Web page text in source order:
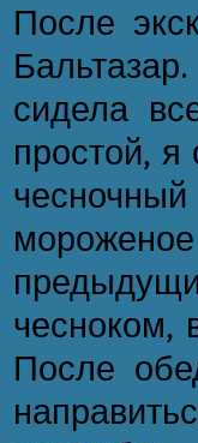
После
сидела
простой,
чесноком,
После